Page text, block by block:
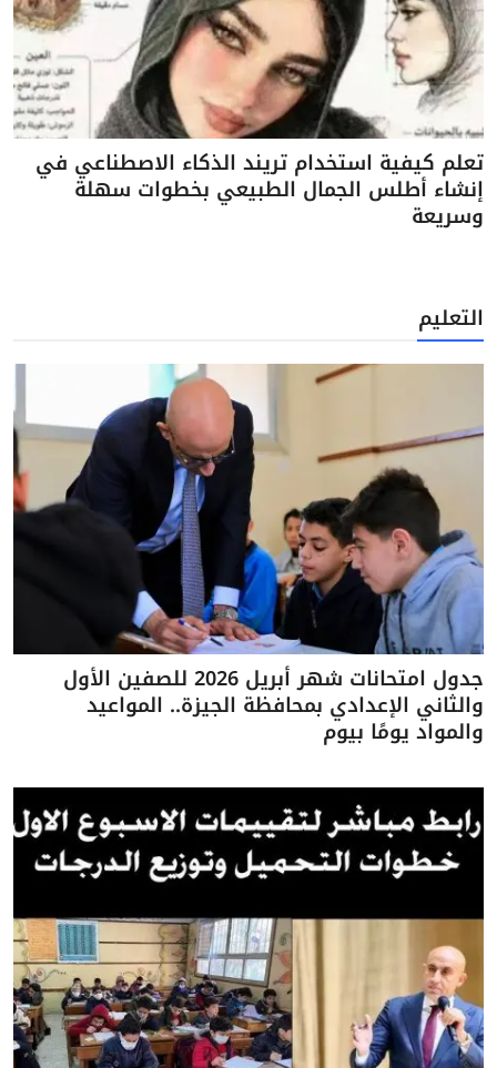
تعلم كيفية استخدام تريند الذكاء الاصطناعي في
إنشاء أطلس الجمال الطبيعي بخطوات سهلة
وسريعة
التعليم
جدول امتحانات شهر أبريل 2026 للصفين الأول
والثاني الإعدادي بمحافظة الجيزة.. المواعيد
والمواد يومًا بيوم